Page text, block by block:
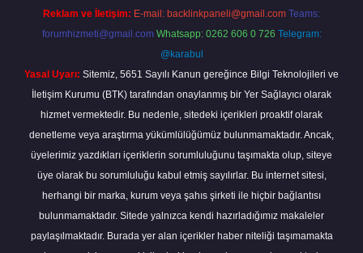
Reklam ve İletişim: E-mail: backlinkpaneli@gmail.com Teams:
forumhizmeti@gmail.com Whatsapp: 0262 606 0 726 Telegram:
@karabul
Yasal Uyarı: Sitemiz, 5651 Sayılı Kanun gereğince Bilgi Teknolojileri ve
İletişim Kurumu (BTK) tarafından onaylanmış bir Yer Sağlayıcı olarak
hizmet vermektedir. Bu nedenle, sitedeki içerikleri proaktif olarak
denetleme veya araştırma yükümlülüğümüz bulunmamaktadır. Ancak,
üyelerimiz yazdıkları içeriklerin sorumluluğunu taşımakta olup, siteye
üye olarak bu sorumluluğu kabul etmiş sayılırlar. Bu internet sitesi,
herhangi bir marka, kurum veya şahıs şirketi ile hiçbir bağlantısı
bulunmamaktadır. Sitede yalnızca kendi hazırladığımız makaleler
paylaşılmaktadır. Burada yer alan içerikler haber niteliği taşımamakta